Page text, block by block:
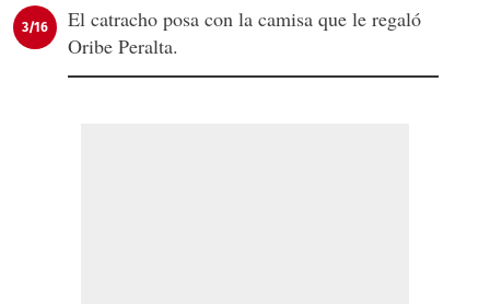
3/16
El catracho posa con la camisa que le regaló
Oribe Peralta.